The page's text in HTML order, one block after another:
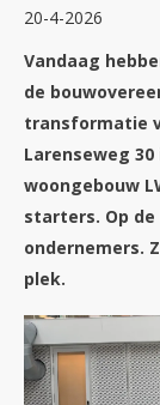
20-4-2026
Vandaag
de
transformatie
Larenseweg
woongebouw
starters. Op
ondernemers.
plek.